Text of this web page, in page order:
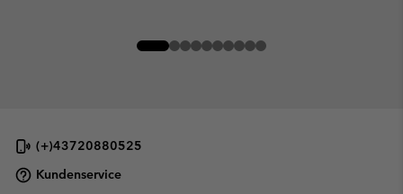
(+)43720880525
Kundenservice